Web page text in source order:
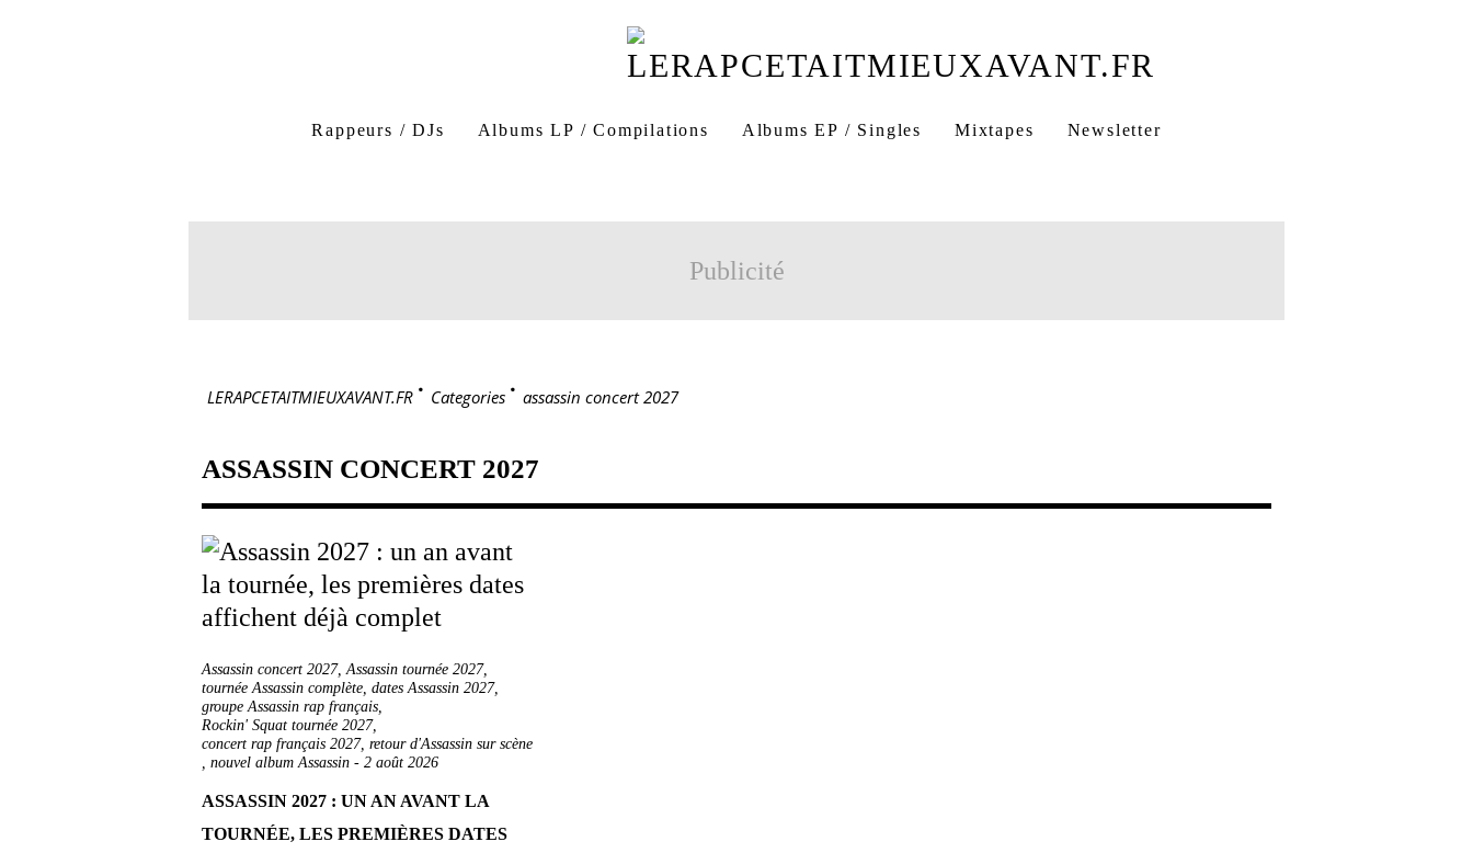
Rappeurs / DJs Albums LP / Compilations Albums EP / Singles Mixtapes Newsletter
Publicité
LERAPCETAITMIEUXAVANT.FR > Categories > assassin concert 2027
ASSASSIN CONCERT 2027
Assassin concert 2027,Assassin tournée 2027,
tournée Assassin complète, dates Assassin 2027,
groupe Assassin rap français,
Rockin' Squat tournée 2027,
concert rap français 2027, retour d'Assassin sur scène
, nouvel album Assassin - 2 août 2026
ASSASSIN 2027 : UN AN AVANT LA
TOURNÉE, LES PREMIÈRES DATES